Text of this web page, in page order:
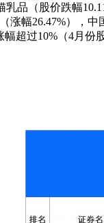
品（股价跌幅
幅26.47%），中
超过10%（4月份